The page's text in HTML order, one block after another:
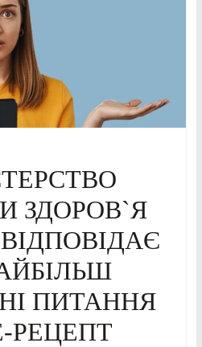
ЗДОРОВ`Я
ПИТАННЯ
РЕЦЕПТ